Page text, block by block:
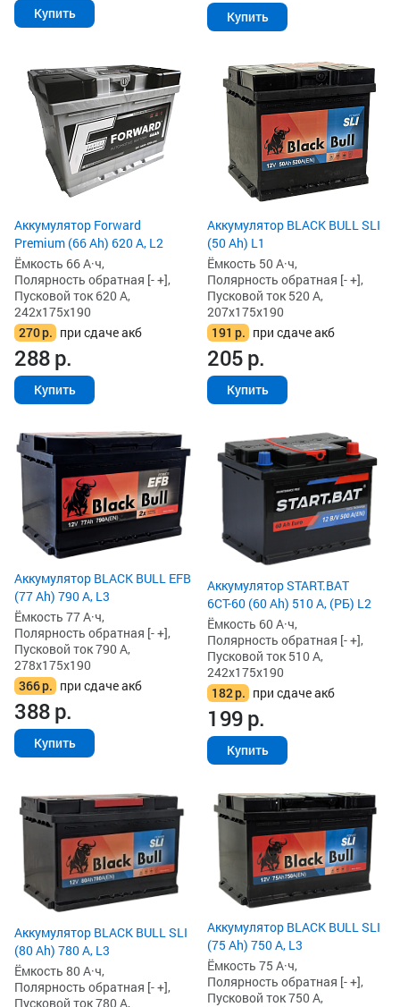
Купить Купить
Аккумулятор Forward
Premium (66 Ah) 620 А, L2
Ёмкость 66 А·ч,
Полярность обратная [- +],
Пусковой ток 620 А,
242x175x190
270р. при сдаче акб
288р.
Купить
Аккумулятор BLACK BULL SLI
(50 Ah) L1
Ёмкость 50 А·ч,
Полярность обратная [- +],
Пусковой ток 520 А,
207x175x190
191 р. при сдаче акб
205р.
Купить
Аккумулятор BLACK BULL EFB
(77 Ah) 790 А, L3
Ёмкость 77 А·ч,
Полярность обратная [- +],
Пусковой ток 790 А,
278x175x190
366р. при сдаче акб
388р.
Купить
Аккумулятор START.BAT
6СТ-60 (60 Ah) 510 А, (РБ) L2
Ёмкость 60 А·ч,
Полярность обратная [- +],
Пусковой ток 510 А,
242x175x190
182р. при сдаче акб
199р.
Купить
Аккумулятор BLACK BULL SLI
(80 Ah) 780 А, L3
Ёмкость 80 А·ч,
Полярность обратная [- +],
Пусковой ток 780 А,
Аккумулятор BLACK BULL SLI
(75 Ah) 750 А, L3
Ёмкость 75 А·ч,
Полярность обратная [- +],
Пусковой ток 750 А,